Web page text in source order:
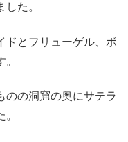
した。
ドとフリューゲル、ボ
のの洞窟の奥にサテラ